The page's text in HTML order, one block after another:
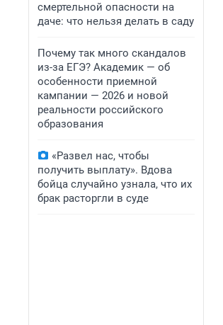
смертельной опасности на
даче: что нельзя делать в саду
Почему так много скандалов
из-за ЕГЭ? Академик — об
особенности приемной
кампании — 2026 и новой
реальности российского
образования
«Развел нас, чтобы
получить выплату». Вдова
бойца случайно узнала, что их
брак расторгли в суде